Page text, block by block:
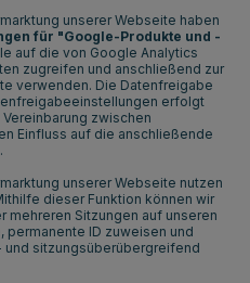
unserer Webseite haben
für "Google-Produkte und -
auf die von Google Analytics
zugreifen und anschließend zur
verwenden. Die Datenfreigabe
erfolgt
zwischen
Einfluss auf die anschließende
unserer Webseite nutzen
dieser Funktion können wir
mehreren Sitzungen auf unseren
ID zuweisen und
und sitzungsüberübergreifend